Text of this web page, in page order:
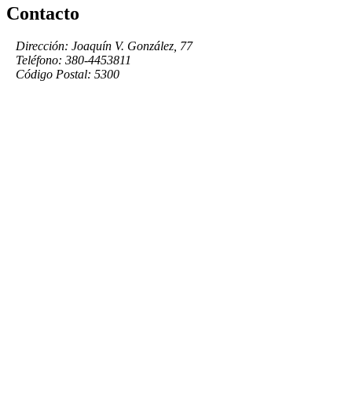
Contacto
Dirección: Joaquín V. González, 77
Teléfono: 380-4453811
Código Postal: 5300